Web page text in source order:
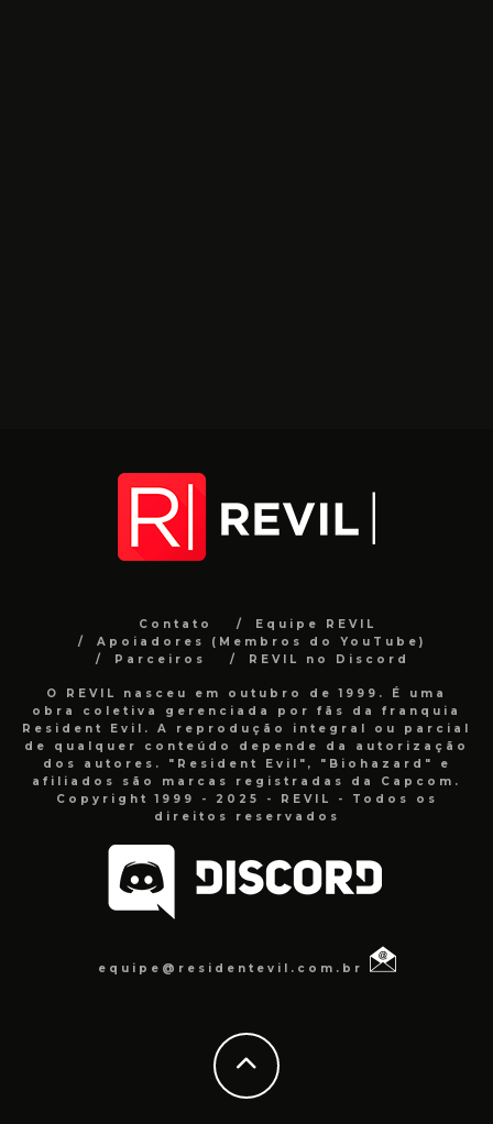
Contato
Equipe REVIL
Apoiadores (Membros do YouTube)
Parceiros
REVIL no Discord
O REVIL nasceu em outubro de 1999. É uma
obra coletiva gerenciada por fãs da franquia
Resident Evil. A reprodução integral ou parcial
de qualquer conteúdo depende da autorização
dos autores. "Resident Evil", "Biohazard" e
afiliados são marcas registradas da Capcom.
Copyright 1999 - 2025 - REVIL - Todos os
direitos reservados
equipe@residentevil.com.br